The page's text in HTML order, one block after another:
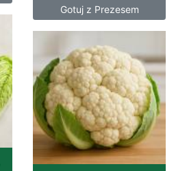
Gotuj z Prezesem